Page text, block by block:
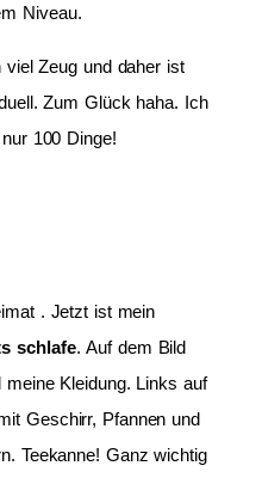
Niveau.
Zeug und daher ist
Zum Glück haha. Ich
100 Dinge!
. Jetzt ist mein
schlafe. Auf dem Bild
Kleidung. Links auf
Geschirr, Pfannen und
Teekanne! Ganz wichtig